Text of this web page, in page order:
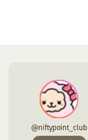
ーポン・チラシ
@niftypoint_club